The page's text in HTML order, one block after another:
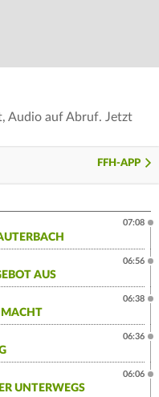
Audio auf Abruf. Jetzt
FFH-APP
07:08
AUS
06:56
MACHT
06:38
06:36
UNTERWEGS
06:06